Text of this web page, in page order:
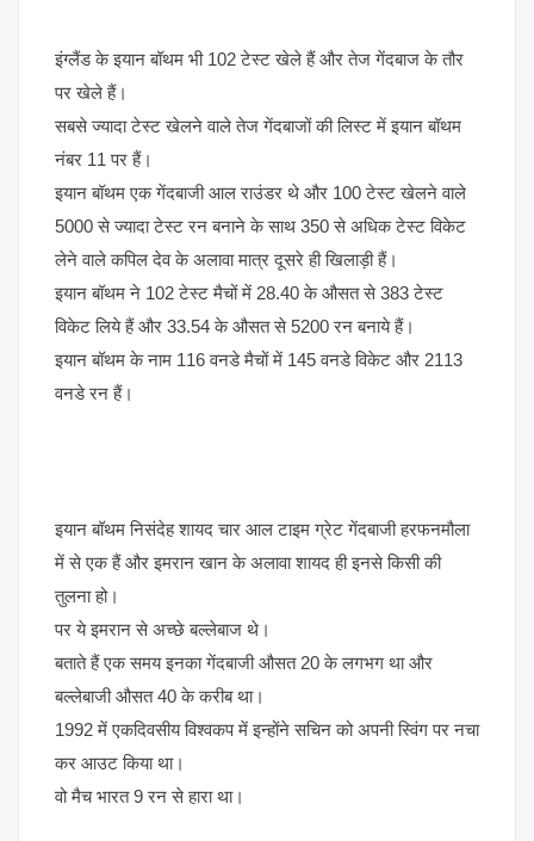
इंग्लैंड के इयान बॉथम भी 102 टेस्ट खेले हैं और तेज गेंदबाज के तौर
पर खेले हैं।
सबसे ज्यादा टेस्ट खेलने वाले तेज गेंदबाजों की लिस्ट में इयान बॉथम
नंबर 11 पर हैं।
इयान बॉथम एक गेंदबाजी आल राउंडर थे और 100 टेस्ट खेलने वाले
5000 से ज्यादा टेस्ट रन बनाने के साथ 350 से अधिक टेस्ट विकेट
लेने वाले कपिल देव के अलावा मात्र दूसरे ही खिलाड़ी हैं।
इयान बॉथम ने 102 टेस्ट मैचों में 28.40 के औसत से 383 टेस्ट
विकेट लिये हैं और 33.54 के औसत से 5200 रन बनाये हैं।
इयान बॉथम के नाम 116 वनडे मैचों में 145 वनडे विकेट और 2113
वनडे रन हैं।
इयान बॉथम निसंदेह शायद चार आल टाइम ग्रेट गेंदबाजी हरफनमौला
में से एक हैं और इमरान खान के अलावा शायद ही इनसे किसी की
तुलना हो।
पर ये इमरान से अच्छे बल्लेबाज थे।
बताते हैं एक समय इनका गेंदबाजी औसत 20 के लगभग था और
बल्लेबाजी औसत 40 के करीब था।
1992 में एकदिवसीय विश्वकप में इन्होंने सचिन को अपनी स्विंग पर नचा
कर आउट किया था।
वो मैच भारत 9 रन से हारा था।